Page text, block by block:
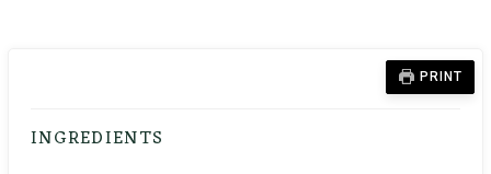
PRINT
INGREDIENTS